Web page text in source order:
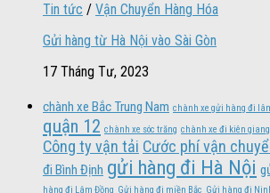
Tin tức / Vận Chuyển Hàng Hóa
Gửi hàng từ Hà Nội vào Sài Gòn
17 Tháng Tư, 2023
chành xe Bắc Trung Nam chành xe gửi hàng đi
quận 12 chành xe sóc trăng chành xe đi kiên giang
Công ty vận tải Cước phí vận
đi Bình Định gửi hàng đi Hà Nội
hàng đi Lâm Đồng Gửi hàng đi miền Bắc Gửi hàng đi